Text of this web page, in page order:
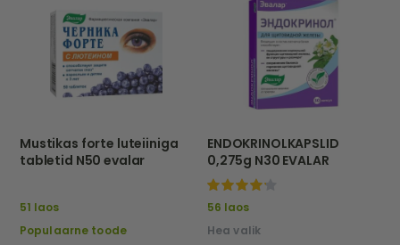
Mustikas forte luteiiniga
tabletid N50 evalar
51 laos
Populaarne toode
ENDOKRINOLKAPSLID
0,275g N30 EVALAR
56 laos
Hea valik